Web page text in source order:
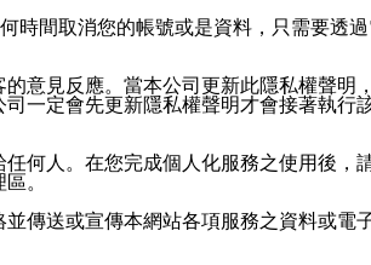
時間取消您的帳號或是資料，只需要透
意見反應。當本公司更新此隱私權聲
一定會先更新隱私權聲明才會接著執
何人。在您完成個人化服務之使用後
。
傳送或宣傳本網站各項服務之資料或